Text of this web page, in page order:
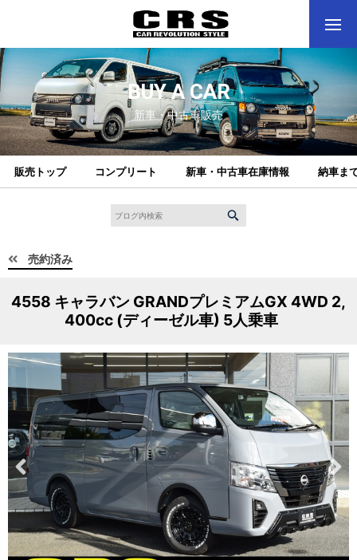
BUY A CAR
新車・中古車販売
販売トップ コンプリート 新車・中古車在庫情報 納車ま
売約済み
4558 キャラバン GRANDプレミアムGX 4WD 2,
400cc (ディーゼル車) 5人乗車